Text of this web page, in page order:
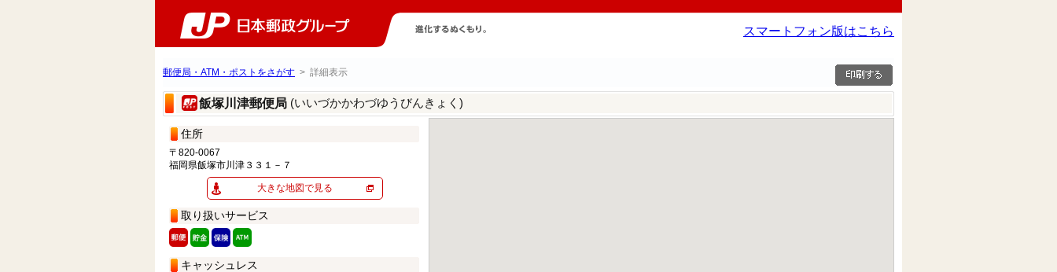
スマートフォン版はこちら
郵便局・ATM・ポストをさがす > 詳細表示
飯塚川津郵便局 (いいづかかわづゆうびんきょく)
住所
〒820-0067
福岡県飯塚市川津３３１－７
大きな地図で見る
取り扱いサービス
キャッシュレス